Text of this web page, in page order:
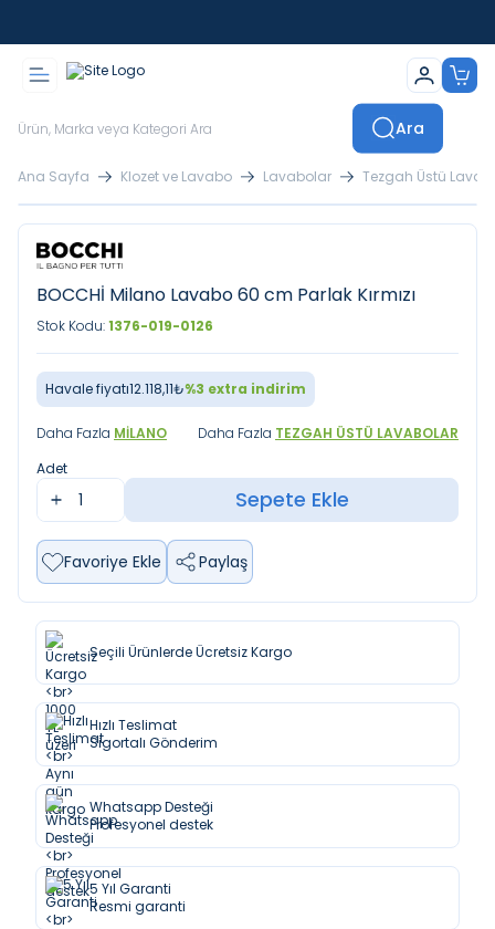
Ara
Ana Sayfa Klozet ve Lavabo Lavabolar Tezgah Üstü
BOCCHİ Milano Lavabo 60 cm Parlak Kırmızı
Stok Kodu:1376-019-0126
Havale fiyatı12.118,11₺%3 extra indirim
Daha Fazla MILANO Daha Fazla TEZGAH ÜSTÜ LAVABOLAR
Adet
Sepete Ekle
Favoriye Ekle Paylaş
Seçili Ürünlerde Ücretsiz Kargo
Hızlı Teslimat
Sigortalı Gönderim
Whatsapp Desteği
Profesyonel destek
5 Yıl Garanti
Resmi garanti